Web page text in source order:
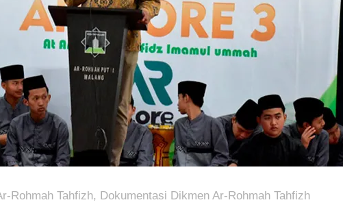
Rohmah Tahfizh, Dokumentasi Dikmen Ar-Rohmah Tahfizh